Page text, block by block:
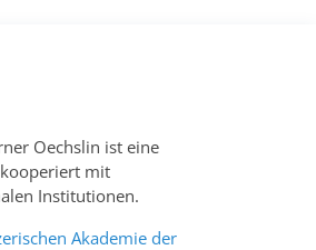
Oechslin ist eine
mit
Institutionen.
Akademie der